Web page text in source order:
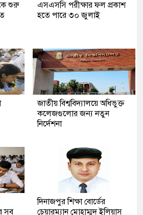
শুরু
এসএসসি পরীক্ষার ফল প্রকাশ
হতে পারে ৩০ জুলাই
জাতীয় বিশ্ববিদ্যালয়ে অধিভুক্ত
কলেজগুলোর জন্য নতুন
নির্দেশনা
সব
দিনাজপুর শিক্ষা বোর্ডের
চেয়ারম্যান মোহাম্মদ ইলিয়াস